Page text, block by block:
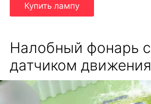
Купить лампу
Налобный фонарь с
датчиком движения